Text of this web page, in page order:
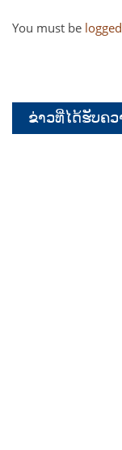
You must be
ຂ່າວທີ່ໄດ້ຮັບຄ